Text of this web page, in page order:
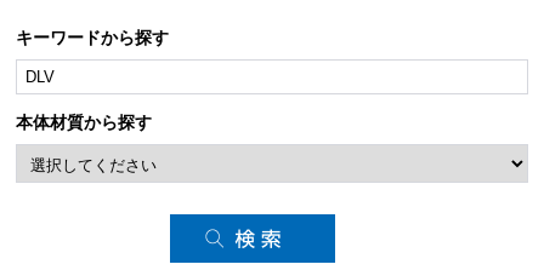
キーワードから探す
本体材質から探す